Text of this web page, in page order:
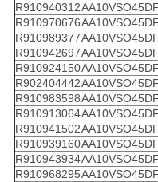
R910940312
R910970676
R910989377
R910942697
R910924150
R902404442
R910983598
R910913064
R910941502
R910939160
R910943934
R910968295